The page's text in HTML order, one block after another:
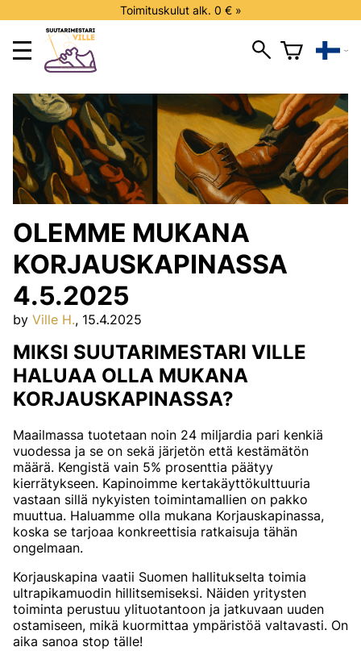
Toimituskulut alk. 0 € »
OLEMME MUKANA
KORJAUSKAPINASSA
4.5.2025
by Ville H., 15.4.2025
MIKSI SUUTARIMESTARI VILLE
HALUAA OLLA MUKANA
KORJAUSKAPINASSA?
Maailmassa tuotetaan noin 24 miljardia pari kenkiä
vuodessa ja se on sekä järjetön että kestämätön
määrä. Kengistä vain 5% prosenttia päätyy
kierrätykseen. Kapinoimme kertakäyttökulttuuria
vastaan sillä nykyisten toimintamallien on pakko
muuttua. Haluamme olla mukana Korjauskapinassa,
koska se tarjoaa konkreettisia ratkaisuja tähän
ongelmaan.
Korjauskapina vaatii Suomen hallitukselta toimia
ultrapikamuodin hillitsemiseksi. Näiden yritysten
toiminta perustuu ylituotantoon ja jatkuvaan uuden
ostamiseen, mikä kuormittaa ympäristöä valtavasti. On
aika sanoa stop tälle!